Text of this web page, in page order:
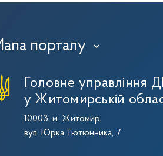
порталу ›
Головне управління
у Житомирській
10003, м. Житомир,
вул. Юрка Тютюнника, 7